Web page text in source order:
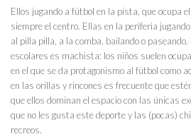
Ellos jugando a fútbol en la pista, que ocupa
siempre el centro. Ellas en la periferia
al pilla pilla, a la comba, bailando o
escolares es machista: los niños suelen
en el que se da protagonismo al fútbol como
en las orillas y rincones es frecuente que
que ellos dominan el espacio con las únicas
que no les gusta este deporte y las (pocas)
recreos.